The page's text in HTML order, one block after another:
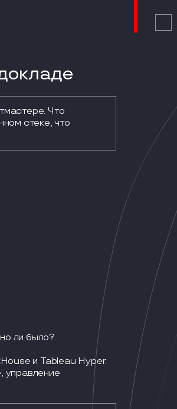
Что
стеке, что
ли было?
и Tableau Hyper.
управление